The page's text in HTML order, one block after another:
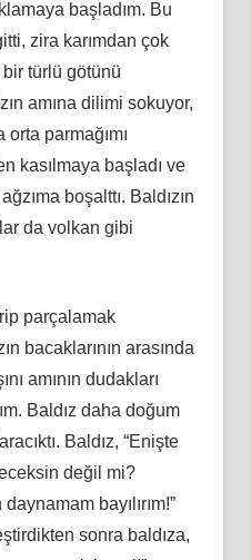
başladım. Bu
zira karımdan çok
bir türlü götünü
amına dilimi sokuyor,
parmağımı
kasılmaya başladı ve
boşalttı. Baldızın
da volkan gibi
parçalamak
bacaklarının arasında
amının dudakları
Baldız daha doğum
Baldız, “Enişte
değil mi?
bayılırım!”
sonra baldıza,